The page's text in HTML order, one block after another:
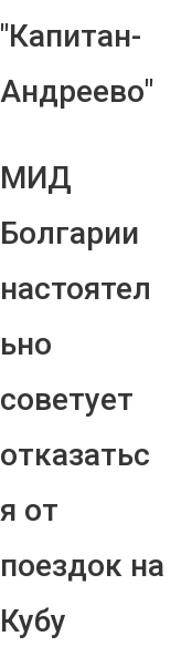
"Капитан-
Андреево"
МИД
Болгарии
настоятел
ьно
советует
отказатьс
я от
поездок на
Кубу